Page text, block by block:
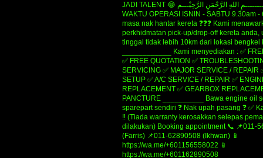
JADI TALENT 😂 ‎‎‎ﺑِﺴْــــــــــــــــﻢِ ﺍﻟﻠﻪِ ﺍﻟﺮَّﺣْﻤَﻦِ ﺍﻟﺮَّﺣِﻴْـــﻢ
WAKTU OPERASI ISNIN - SABTU 9.30am
masa nak hantar kereta ❓❓❓ Kami
perkhidmatan pick-up/drop-off kereta anda,
tinggal tidak lebih 10km dari lokasi bengkel
____________ Kami menyediakan : ✅
✅ FREE QUOTATION ✅
SERVICING ✅ MAJOR SERVICE / REPAIR
SETUP ✅ A/C SERVICE / REPAIR ✅
REPLACEMENT ✅ GEARBOX
PANCTURE __________ Bawa engine oil
sparepart sendiri ❓ Nak upah pasang ❓ ✅
‼️ (Tiada warranty kerosakkan selepas
dilakukan) Booking appointment 📞 📌011-
(Farris) 📌011-62890508 (Ikhwan) 📱
https://wa.me/+601156558022 📱
https://wa.me/+601162890508